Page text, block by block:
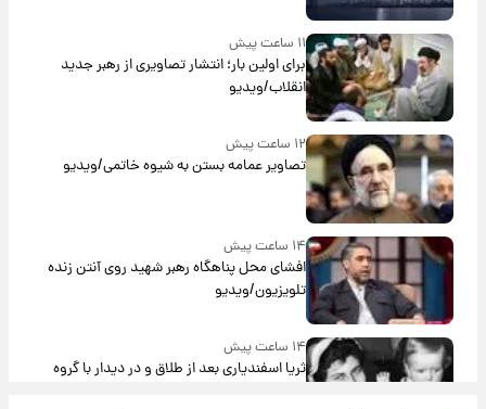
۱۱ ساعت پیش
برای اولین بار؛ انتشار تصاویری از رهبر جدید
انقلاب/ویدیو
۱۲ ساعت پیش
تصاویر عمامه بستن به شیوه خاتمی/ویدیو
۱۴ ساعت پیش
افشای محل پناهگاه‌ رهبر شهید روی آنتن زنده
تلویزیون/ویدیو
۱۴ ساعت پیش
ثریا اسفندیاری بعد از طلاق و در دیدار با گروه